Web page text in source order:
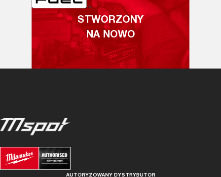
STWORZONY
NA NOWO
AUTORYZOWANY DYSTRYBUTOR